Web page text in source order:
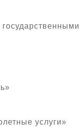
услуги»